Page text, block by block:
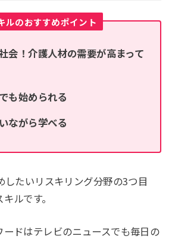
ルのおすすめポイント
会！介護人材の需要が高まって
も始められる
ながら学べる
したいリスキリング分野の3つ目
ルです。
ドはテレビのニュースでも毎日の